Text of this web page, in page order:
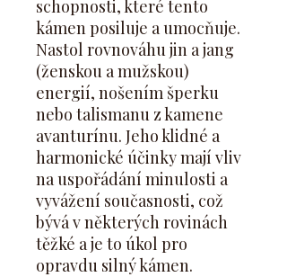
schopnosti, které tento
kámen posiluje a umocňuje.
Nastol rovnováhu jin a jang
(ženskou a mužskou)
energií, nošením šperku
nebo talismanu z kamene
avanturínu. Jeho klidné a
harmonické účinky mají vliv
na uspořádání minulosti a
vyvážení současnosti, což
bývá v některých rovinách
těžké a je to úkol pro
opravdu silný kámen.